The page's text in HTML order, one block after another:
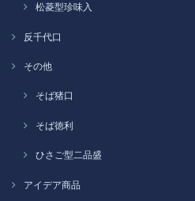
松菱型珍味入
反千代口
その他
そば猪口
そば徳利
ひさご型二品盛
アイデア商品